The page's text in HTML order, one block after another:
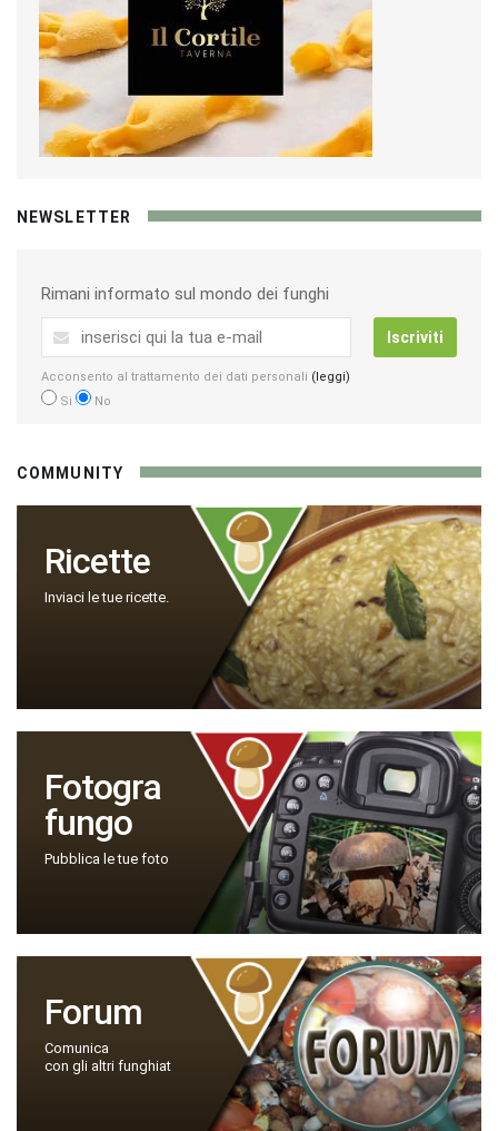
NEWSLETTER
Rimani informato sul mondo dei funghi
Iscriviti
Acconsento al trattamento dei dati personali (leggi)
Si
No
COMMUNITY
Ricette
Inviaci le tue ricette.
Fotogra
fungo
Pubblica le tue foto
Forum
Comunica
con gli altri funghiat